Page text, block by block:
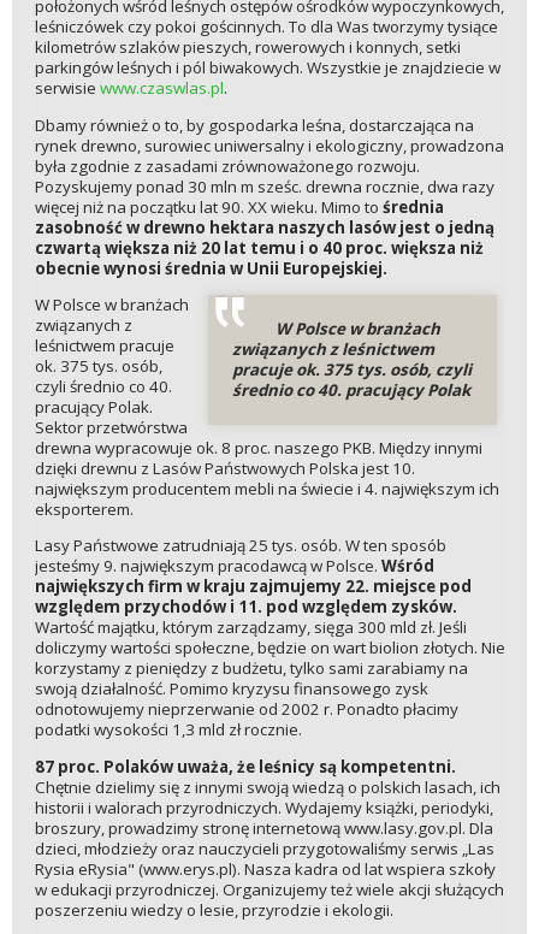
położonych wśród leśnych ostępów ośrodków wypoczynkowych,
leśniczówek czy pokoi gościnnych. To dla Was tworzymy tysiące
kilometrów szlaków pieszych, rowerowych i konnych, setki
parkingów leśnych i pól biwakowych. Wszystkie je znajdziecie w
serwisie www.czaswlas.pl.
Dbamy również o to, by gospodarka leśna, dostarczająca na
rynek drewno, surowiec uniwersalny i ekologiczny, prowadzona
była zgodnie z zasadami zrównoważonego rozwoju.
Pozyskujemy ponad 30 mln m sześc. drewna rocznie, dwa razy
więcej niż na początku lat 90. XX wieku. Mimo to średnia
zasobność w drewno hektara naszych lasów jest o jedną
czwartą większa niż 20 lat temu i o 40 proc. większa niż
obecnie wynosi średnia w Unii Europejskiej.
W Polsce w branżach
związanych z leśnictwem
pracuje ok. 375 tys. osób, czyli
średnio co 40. pracujący Polak
W Polsce w branżach
związanych z
leśnictwem pracuje
ok. 375 tys. osób,
czyli średnio co 40.
pracujący Polak.
Sektor przetwórstwa
drewna wypracowuje ok. 8 proc. naszego PKB. Między innymi
dzięki drewnu z Lasów Państwowych Polska jest 10.
największym producentem mebli na świecie i 4. największym ich
eksporterem.
Lasy Państwowe zatrudniają 25 tys. osób. W ten sposób
jesteśmy 9. największym pracodawcą w Polsce. Wśród
największych firm w kraju zajmujemy 22. miejsce pod
względem przychodów i 11. pod względem zysków.
Wartość majątku, którym zarządzamy, sięga 300 mld zł. Jeśli
doliczymy wartości społeczne, będzie on wart biolion złotych. Nie
korzystamy z pieniędzy z budżetu, tylko sami zarabiamy na
swoją działalność. Pomimo kryzysu finansowego zysk
odnotowujemy nieprzerwanie od 2002 r. Ponadto płacimy
podatki wysokości 1,3 mld zł rocznie.
87 proc. Polaków uważa, że leśnicy są kompetentni.
Chętnie dzielimy się z innymi swoją wiedzą o polskich lasach, ich
historii i walorach przyrodniczych. Wydajemy książki, periodyki,
broszury, prowadzimy stronę internetową www.lasy.gov.pl. Dla
dzieci, młodzieży oraz nauczycieli przygotowaliśmy serwis „Las
Rysia eRysia" (www.erys.pl). Nasza kadra od lat wspiera szkoły
w edukacji przyrodniczej. Organizujemy też wiele akcji służących
poszerzeniu wiedzy o lesie, przyrodzie i ekologii.